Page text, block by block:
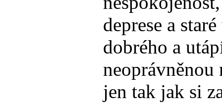
deprese a
dobrého a
neoprávněnou
jen tak jak si